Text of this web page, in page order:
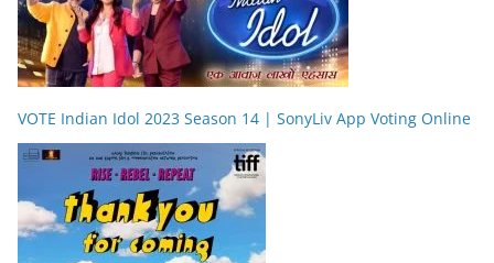
VOTE Indian Idol 2023 Season 14 | SonyLiv App Voting Online